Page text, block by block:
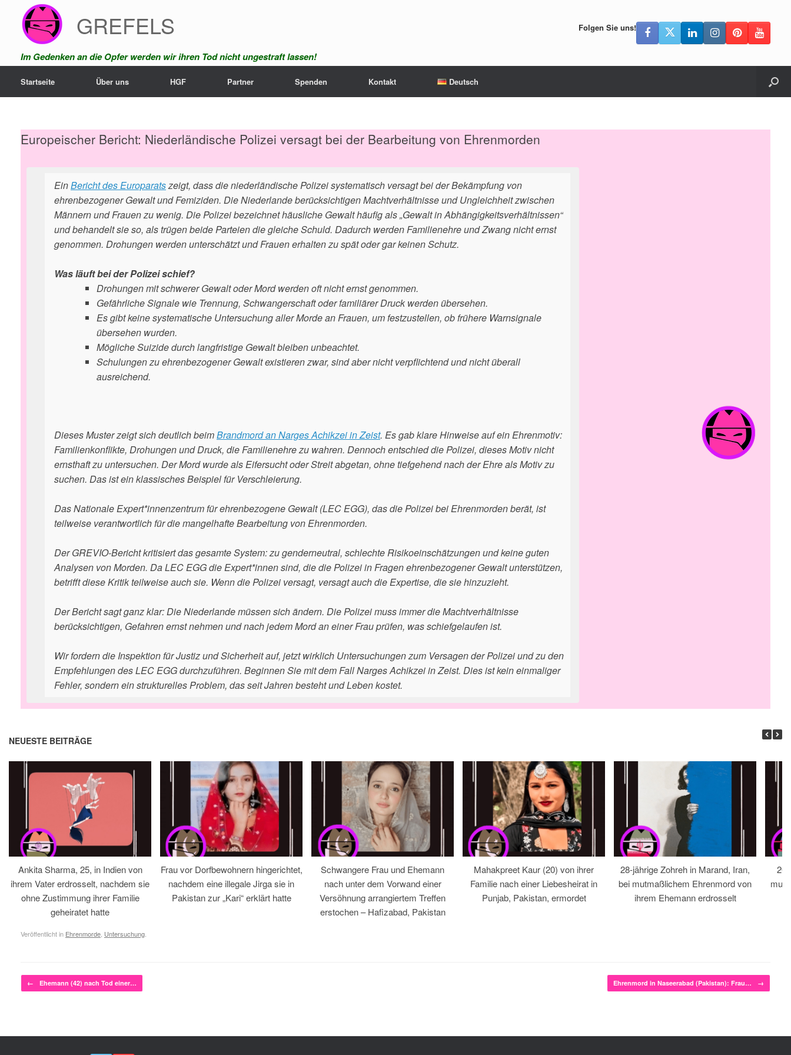
springen
GREFELS
Im Gedenken an die Opfer werden wir ihren Tod nicht ungestraft lassen!
Folgen Sie uns!
Startseite Über uns HGF Partner Spenden Kontakt Deutsch
Europeischer Bericht: Niederländische Polizei versagt bei der Bearbeitung von Ehrenmorden
EinBericht des Europaratszeigt, dass die niederländische Polizei systematisch versagt bei der Bekämpfung von
ehrenbezogener Gewalt und Femiziden. Die Niederlande berücksichtigen Machtverhältnisse und Ungleichheit zwischen
Männern und Frauen zu wenig. Die Polizei bezeichnet häusliche Gewalt häufig als „Gewalt in Abhängigkeitsverhältnissen“
und behandelt sie so, als trügen beide Parteien die gleiche Schuld. Dadurch werden Familienehre und Zwang nicht ernst
genommen. Drohungen werden unterschätzt und Frauen erhalten zu spät oder gar keinen Schutz.
Was läuft bei der Polizei schief?
Drohungen mit schwerer Gewalt oder Mord werden oft nicht ernst genommen.
Gefährliche Signale wie Trennung, Schwangerschaft oder familiärer Druck werden übersehen.
Es gibt keine systematische Untersuchung aller Morde an Frauen, um festzustellen, ob frühere Warnsignale
übersehen wurden.
Mögliche Suizide durch langfristige Gewalt bleiben unbeachtet.
Schulungen zu ehrenbezogener Gewalt existieren zwar, sind aber nicht verpflichtend und nicht überall
ausreichend.
Dieses Muster zeigt sich deutlich beimBrandmord an Narges Achikzei in Zeist. Es gab klare Hinweise auf ein Ehrenmotiv:
Familienkonflikte, Drohungen und Druck, die Familienehre zu wahren. Dennoch entschied die Polizei, dieses Motiv nicht
ernsthaft zu untersuchen. Der Mord wurde als Eifersucht oder Streit abgetan, ohne tiefgehend nach der Ehre als Motiv zu
suchen. Das ist ein klassisches Beispiel für Verschleierung.
Das Nationale Expert*innenzentrum für ehrenbezogene Gewalt (LEC EGG), das die Polizei bei Ehrenmorden berät, ist
teilweise verantwortlich für die mangelhafte Bearbeitung von Ehrenmorden.
Der GREVIO-Bericht kritisiert das gesamte System: zu genderneutral, schlechte Risikoeinschätzungen und keine guten
Analysen von Morden. Da LEC EGG die Expert*innen sind, die die Polizei in Fragen ehrenbezogener Gewalt unterstützen,
betrifft diese Kritik teilweise auch sie. Wenn die Polizei versagt, versagt auch die Expertise, die sie hinzuzieht.
Der Bericht sagt ganz klar: Die Niederlande müssen sich ändern. Die Polizei muss immer die Machtverhältnisse
berücksichtigen, Gefahren ernst nehmen und nach jedem Mord an einer Frau prüfen, was schiefgelaufen ist.
Wir fordern die Inspektion für Justiz und Sicherheit auf, jetzt wirklich Untersuchungen zum Versagen der Polizei und zu den
Empfehlungen des LEC EGG durchzuführen. Beginnen Sie mit dem Fall Narges Achikzei in Zeist. Dies ist kein einmaliger
Fehler, sondern ein strukturelles Problem, das seit Jahren besteht und Leben kostet.
NEUESTE BEITRÄGE
Ankita Sharma, 25, in Indien von
ihrem Vater erdrosselt, nachdem sie
ohne Zustimmung ihrer Familie
geheiratet hatte
Frau vor Dorfbewohnern hingerichtet,
nachdem eine illegale Jirga sie in
Pakistan zur „Kari“ erklärt hatte
Schwangere Frau und Ehemann
nach unter dem Vorwand einer
Versöhnung arrangiertem Treffen
erstochen – Hafizabad, Pakistan
Mahakpreet Kaur (20) von ihrer
Familie nach einer Liebesheirat in
Punjab, Pakistan, ermordet
28-jährige Zohreh in Marand, Iran,
bei mutmaßlichem Ehrenmord von
ihrem Ehemann erdrosselt
Veröffentlicht in Ehrenmorde Untersuchung
Beitragsnavigation
← Ehemann (42) nach Tod einer… Ehrenmord in Naseerabad (Pakistan): Frau… →